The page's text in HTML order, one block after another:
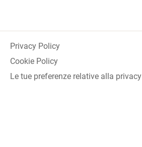
Privacy Policy
Cookie Policy
Le tue preferenze relative alla privacy